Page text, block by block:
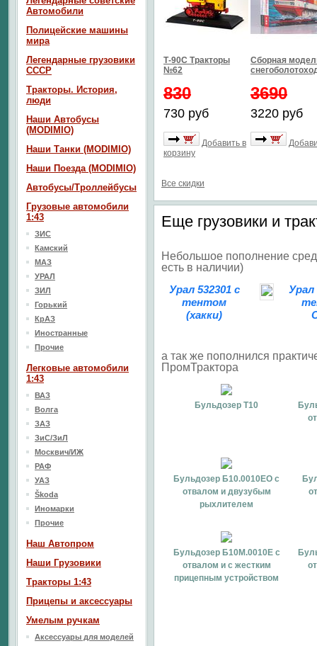
Т-90С Тракторы
№62
830
730 руб
Добавить в
корзину
Сборная
3690
3220 руб
Все скидки
Еще грузовики и
Небольшое пополнение
есть в наличии)
Урал 532301 с
тентом
(хакки)
Урал
а так же пополнился
ПромТрактора
Бульдозер Т10
Бульдозер Б10.0010ЕО с
отвалом и двузубым
рыхлителем
Бульдозер Б10М.0010Е с
отвалом и с жестким
прицепным устройством
Автомобили
Полицейские машины
мира
Легендарные грузовики
СССР
Тракторы. История,
люди
Наши Автобусы
(MODIMIO)
Наши Танки (MODIMIO)
Наши Поезда (MODIMIO)
Автобусы/Троллейбусы
Грузовые автомобили
1:43
ЗИС
Камский
МАЗ
УРАЛ
ЗИЛ
Горький
КрАЗ
Иностранные
Прочие
Легковые автомобили
1:43
ВАЗ
Волга
ЗАЗ
ЗиС/ЗиЛ
Москвич/ИЖ
РАФ
УАЗ
Škoda
Иномарки
Прочие
Наш Aвтопром
Наши Грузовики
Тракторы 1:43
Прицепы и аксессуары
Умелым ручкам
Аксессуары для моделей